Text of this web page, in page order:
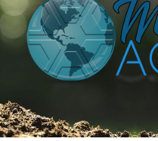
O UNIVERSO AGRÍCOLA DE
SIMPLES E DIVERTIDO.